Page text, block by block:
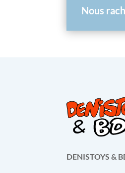
Nous
DENISTOYS &